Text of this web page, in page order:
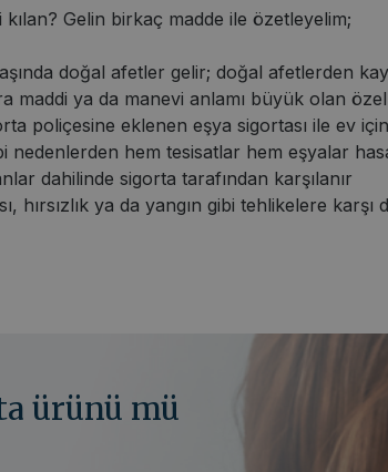
Gelin birkaç madde ile özetleyelim;
doğal afetler gelir; doğal afetlerden
maddi ya da manevi anlamı büyük olan
poliçesine eklenen eşya sigortası ile ev
nedenlerden hem tesisatlar hem eşyalar
dahilinde sigorta tarafından karşılanır
hırsızlık ya da yangın gibi tehlikelere
ürünü mü